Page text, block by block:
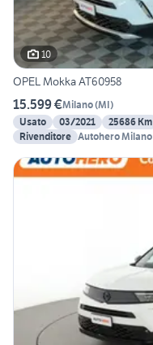
10
OPEL Mokka AT60958
15.599 €Milano(MI)
Usato
03/2021 25686 Km
Rivenditore Autohero Milano